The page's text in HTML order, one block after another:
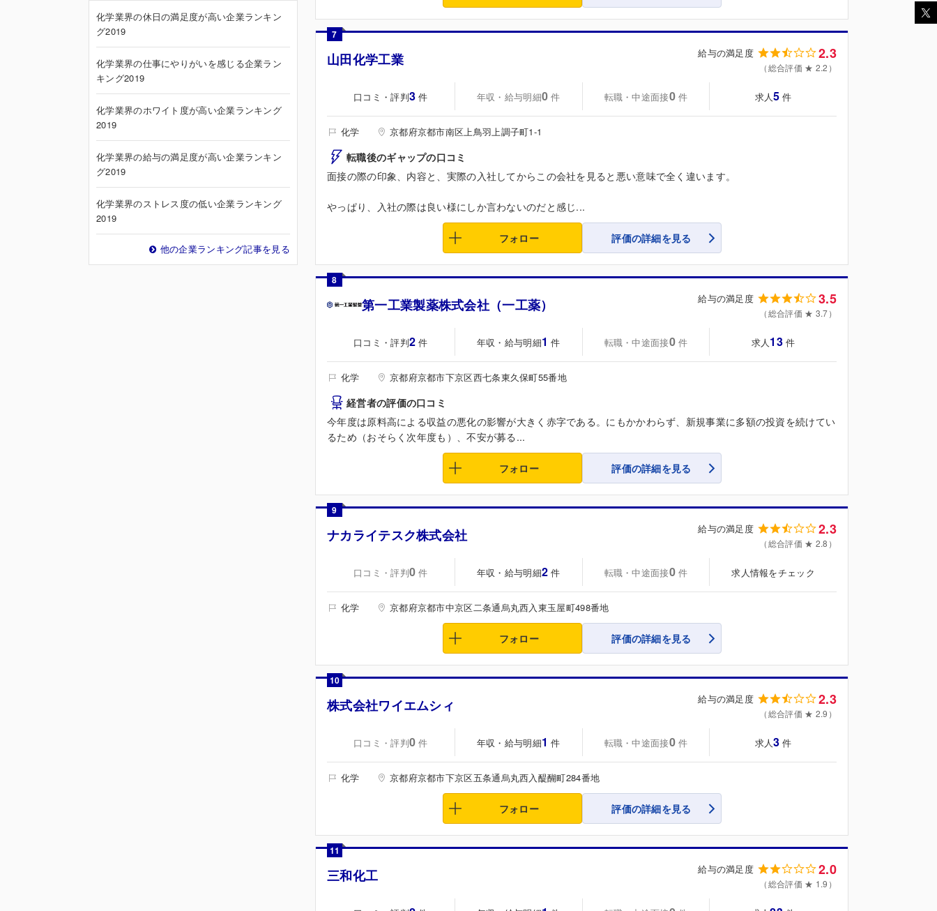
7
山田化学工業 給与の満足度 2.3
（総合評価 ★ 2.2）
口コミ・評判3 件 年収・給与明細0 件 転職・中途面接0 件 求人5 件
化学 京都府京都市南区上鳥羽上調子町1-1
転職後のギャップの口コミ
面接の際の印象、内容と、実際の入社してからこの会社を見ると悪い意味で全く違います。
やっぱり、入社の際は良い様にしか言わないのだと感じ...
フォロー 評価の詳細を見る
8
第一工業製薬株式会社（一工薬） 給与の満足度 3.5
（総合評価 ★ 3.7）
口コミ・評判2 件 年収・給与明細1 件 転職・中途面接0 件 求人 13 件
化学 京都府京都市下京区西七条東久保町55番地
経営者の評価の口コミ
今年度は原料高による収益の悪化の影響が大きく赤字である。にもかかわらず、新規事業に多額の投資を続けてい
るため（おそらく次年度も）、不安が募る...
フォロー 評価の詳細を見る
9
ナカライテスク株式会社 給与の満足度 2.3
（総合評価 ★ 2.8）
口コミ・評判0 件 年収・給与明細2 件 転職・中途面接0 件 求人情報をチェック
化学 京都府京都市中京区二条通烏丸西入東玉屋町498番地
フォロー 評価の詳細を見る
10
株式会社ワイエムシィ 給与の満足度 2.3
（総合評価 ★ 2.9）
口コミ・評判0 件 年収・給与明細1 件 転職・中途面接0 件 求人3 件
化学 京都府京都市下京区五条通烏丸西入醍醐町284番地
フォロー 評価の詳細を見る
11
三和化工 給与の満足度 2.0
（総合評価 ★ 1.9）
化学業界の休日の満足度が高い企業ランキン
グ2019
化学業界の仕事にやりがいを感じる企業ラン
キング2019
化学業界のホワイト度が高い企業ランキング
2019
化学業界の給与の満足度が高い企業ランキン
グ2019
化学業界のストレス度の低い企業ランキング
2019
他の企業ランキング記事を見る